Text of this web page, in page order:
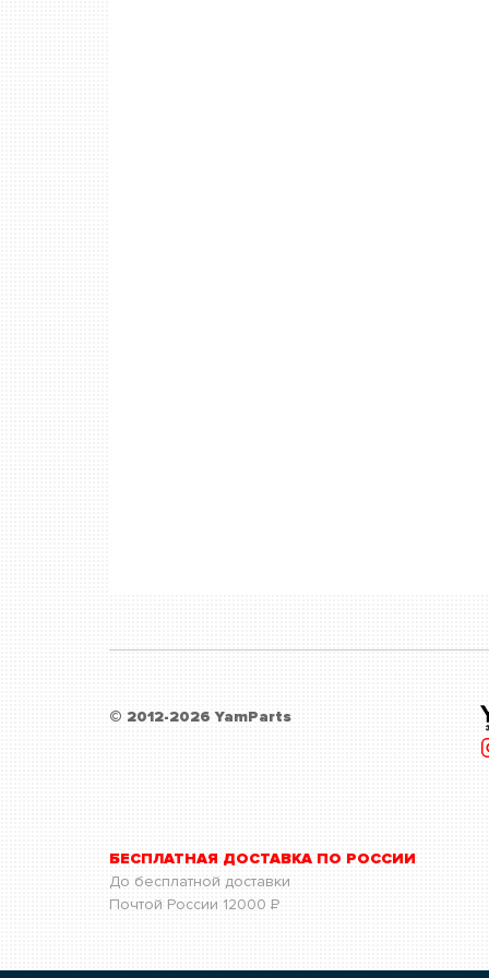
© 2012-2026 YamParts
БЕСПЛАТНАЯ ДОСТАВКА ПО РОССИИ
До бесплатной доставки
Почтой России 12000 Р